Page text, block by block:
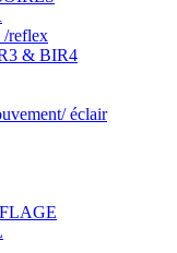
/reflex
& BIR4
éclair